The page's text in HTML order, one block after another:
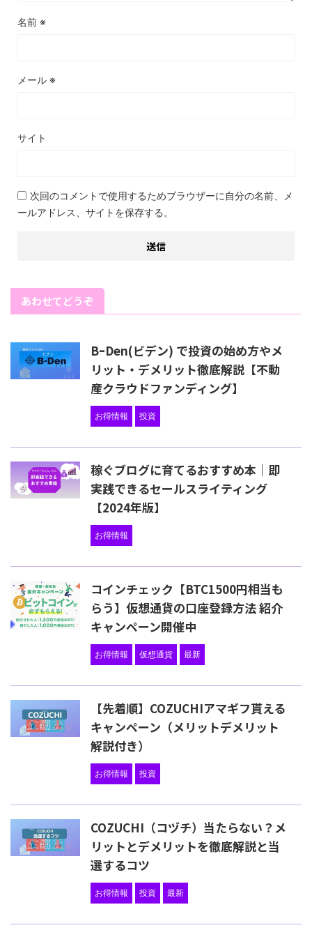
名前 ※
メール ※
サイト
次回のコメントで使用するためブラウザーに自分の名前、メ
ールアドレス、サイトを保存する。
あわせてどうぞ
BｰDen(ビデン) で投資の始め方やメ
リット・デメリット徹底解説【不動
産クラウドファンディング】
お得情報 投資
稼ぐブログに育てるおすすめ本｜即
実践できるセールスライティング
【2024年版】
お得情報
コインチェック【BTC1500円相当も
らう】仮想通貨の口座登録方法 紹介
キャンペーン開催中
お得情報 仮想通貨 最新
【先着順】COZUCHIアマギフ貰える
キャンペーン（メリットデメリット
解説付き）
お得情報 投資
COZUCHI（コヅチ）当たらない？メ
リットとデメリットを徹底解説と当
選するコツ
お得情報 投資 最新